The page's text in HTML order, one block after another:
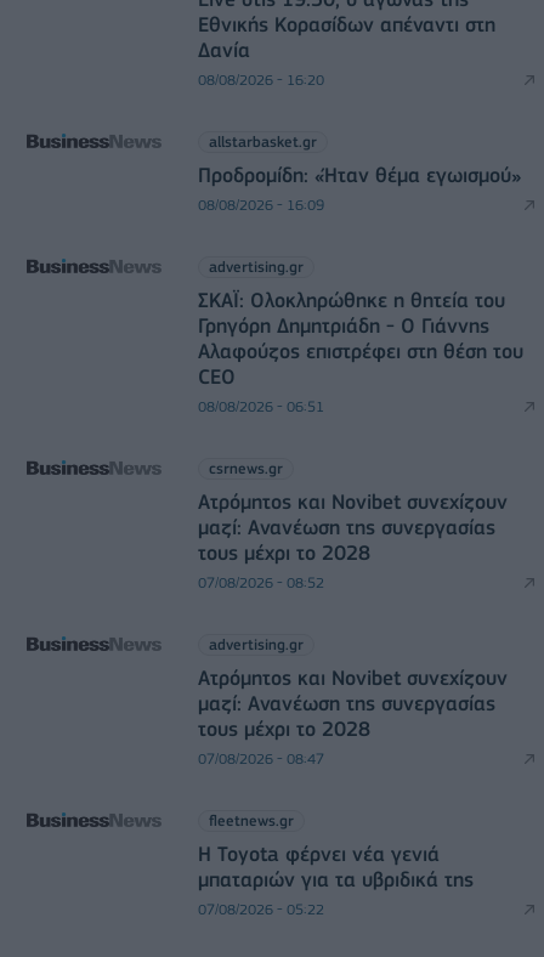
Εθνικής Κορασίδων απέναντι στη
Δανία
08/08/2026 - 16:20
allstarbasket.gr
Προδρομίδη: «Ήταν θέμα εγωισμού»
08/08/2026 - 16:09
advertising.gr
ΣΚΑΪ: Ολοκληρώθηκε η θητεία του
Γρηγόρη Δημητριάδη - Ο Γιάννης
Αλαφούζος επιστρέφει στη θέση του
CEO
08/08/2026 - 06:51
csrnews.gr
Ατρόμητος και Novibet συνεχίζουν
μαζί: Ανανέωση της συνεργασίας
τους μέχρι το 2028
07/08/2026 - 08:52
advertising.gr
Ατρόμητος και Novibet συνεχίζουν
μαζί: Ανανέωση της συνεργασίας
τους μέχρι το 2028
07/08/2026 - 08:47
fleetnews.gr
Η Toyota φέρνει νέα γενιά
μπαταριών για τα υβριδικά της
07/08/2026 - 05:22